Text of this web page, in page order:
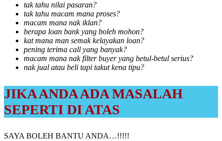
tak tahu nilai pasaran?
tak tahu macam mana proses?
macam mana nak iklan?
berapa loan bank yang boleh mohon?
kat mana man semak kelayakan loan?
pening terima call yang banyak?
macam mana nak filter buyer yang betul-betul serius?
nak jual atau beli tapi takut kena tipu?
JIKA ANDA ADA MASALAH
SEPERTI DI ATAS
SAYA BOLEH BANTU ANDA…!!!!!